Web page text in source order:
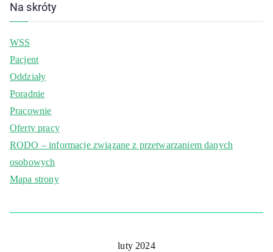
Na skróty
WSS
Pacjent
Oddziały
Poradnie
Pracownie
Oferty pracy
RODO – informacje związane z przetwarzaniem danych
osobowych
Mapa strony
luty 2024